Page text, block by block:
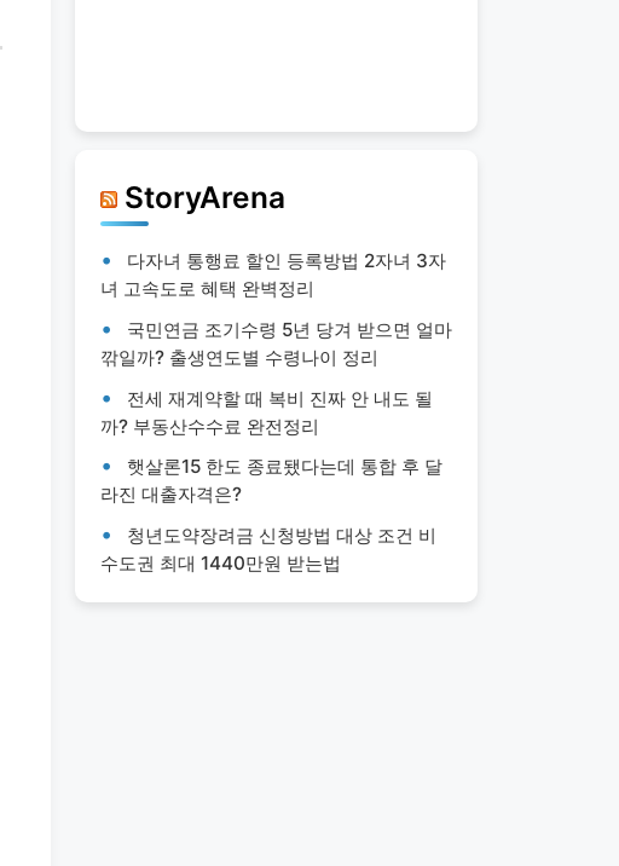
StoryArena
다자녀 통행료 할인 등록방법 2자녀 3자
녀 고속도로 혜택 완벽정리
국민연금 조기수령 5년 당겨 받으면 얼마
깎일까? 출생연도별 수령나이 정리
전세 재계약할 때 복비 진짜 안 내도 될
까? 부동산수수료 완전정리
햇살론15 한도 종료됐다는데 통합 후 달
라진 대출자격은?
청년도약장려금 신청방법 대상 조건 비
수도권 최대 1440만원 받는법